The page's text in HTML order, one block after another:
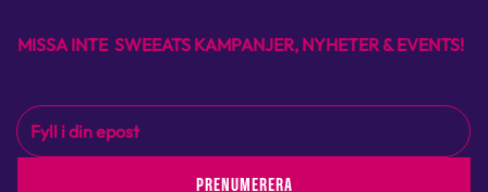
MISSA INTE SWEEATS KAMPANJER, NYHETER & EVENTS!
PRENUMERERA